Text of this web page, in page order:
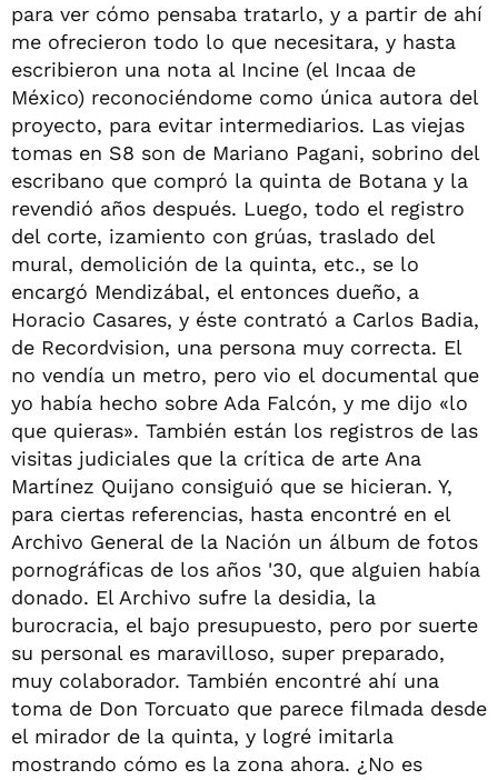
para ver cómo pensaba tratarlo, y a partir de ahí
me ofrecieron todo lo que necesitara, y hasta
escribieron una nota al Incine (el Incaa de
México) reconociéndome como única autora del
proyecto, para evitar intermediarios. Las viejas
tomas en S8 son de Mariano Pagani, sobrino del
escribano que compró la quinta de Botana y la
revendió años después. Luego, todo el registro
del corte, izamiento con grúas, traslado del
mural, demolición de la quinta, etc., se lo
encargó Mendizábal, el entonces dueño, a
Horacio Casares, y éste contrató a Carlos Badia,
de Recordvision, una persona muy correcta. El
no vendía un metro, pero vio el documental que
yo había hecho sobre Ada Falcón, y me dijo «lo
que quieras». También están los registros de las
visitas judiciales que la crítica de arte Ana
Martínez Quijano consiguió que se hicieran. Y,
para ciertas referencias, hasta encontré en el
Archivo General de la Nación un álbum de fotos
pornográficas de los años '30, que alguien había
donado. El Archivo sufre la desidia, la
burocracia, el bajo presupuesto, pero por suerte
su personal es maravilloso, super preparado,
muy colaborador. También encontré ahí una
toma de Don Torcuato que parece filmada desde
el mirador de la quinta, y logré imitarla
mostrando cómo es la zona ahora. ¿No es